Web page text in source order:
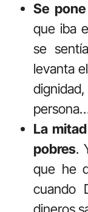
Se
que iba
se
levanta
La
pobres.
que he
cuando